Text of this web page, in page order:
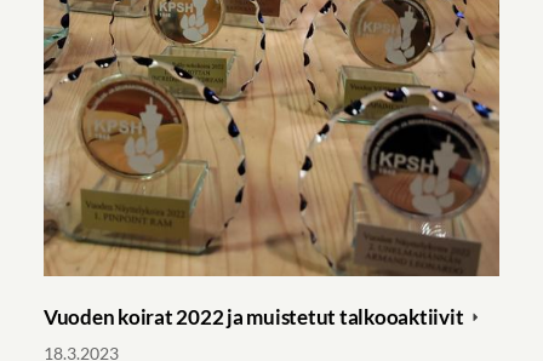
Vuoden koirat 2022 ja muistetut talkooaktiivit
18.3.2023